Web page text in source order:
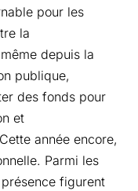
pour les
la
depuis la
publique,
des fonds pour
et
année encore,
Parmi les
figurent